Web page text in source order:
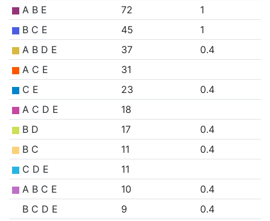
A B E
72
1
B C E
45
1
A B D E
37
0.4
A C E
31
C E
23
0.4
A C D E
18
B D
17
0.4
B C
11
0.4
C D E
11
A B C E
10
0.4
B C D E
9
0.4